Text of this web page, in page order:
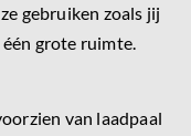
gebruiken zoals jij
grote ruimte.
van laadpaal